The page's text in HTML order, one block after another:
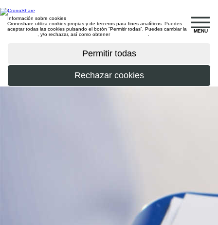
MENU
Información sobre cookies
Cronoshare utiliza cookies propias y de terceros para fines analíticos. Puedes
aceptar todas las cookies pulsando el botón “Permitir todas”. Puedes cambiar la
, y/o rechazar, así como obtener